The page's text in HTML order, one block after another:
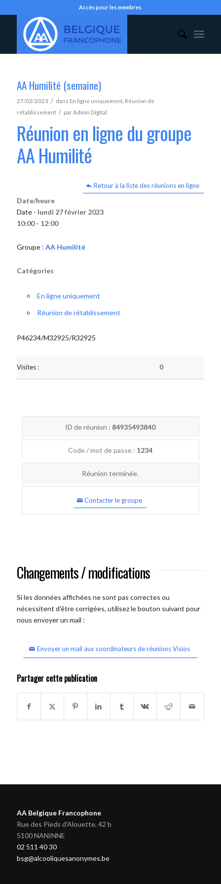
Accès pour les membres
AA Humilité (semaine)
27/02/2023 / dans En ligne uniquement, Réunion de
rétablissement / parAdmin Digital
Réunion en ligne du groupe
AA Humilité
Retour à la liste des réunions en ligne
Date/heure
Date - lundi 27 février 2023
10:00 - 12:00
Groupe : AA Humilité
Catégories
En ligne uniquement
Réunion de rétablissement
P46234/M32925/R32925
Visites : 0
ID de réunion : 84935493840
Code / mot de passe : 1234
Réunion terminée.
Contacter le groupe
Changements / modifications
Si les données affichées ne sont pas correctes ou
nécessitent d'être corrigées, utilisez le bouton suivant pour
nous envoyer un mail :
Envoyer un mail aux coordinateurs de réunions Visios
Partager cette publication
AA Belgique Francophone
Rue des Pieds d'Alouette, 42 b
5100 NANINNE
02 511 40 30
bsg@alcooliquesanonymes.be